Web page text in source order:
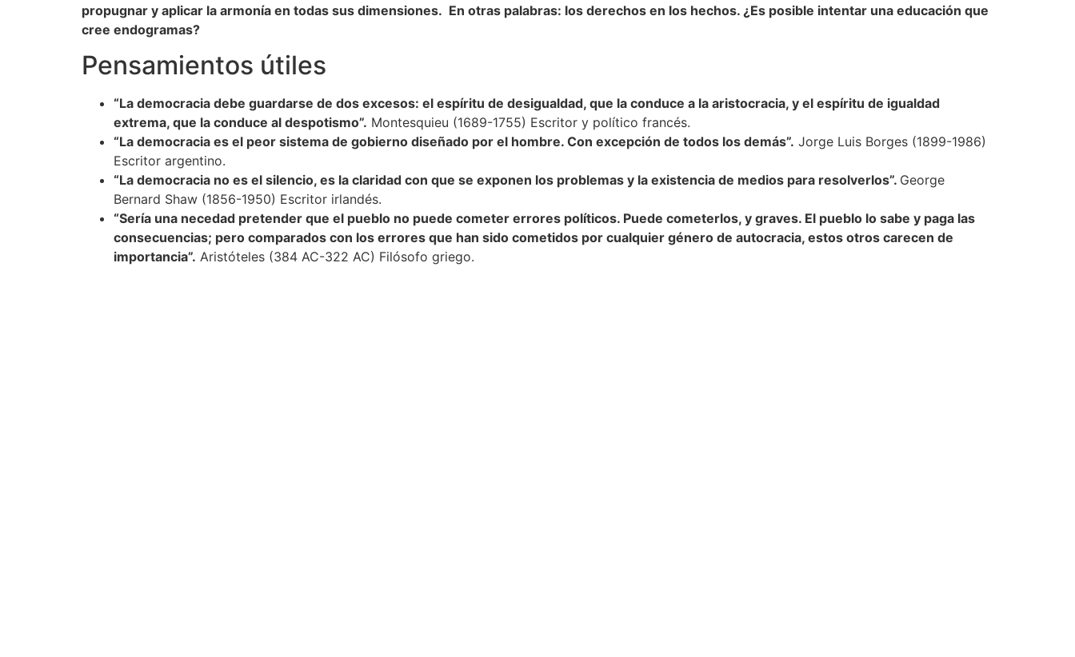
propugnar y aplicar la armonía en todas sus dimensiones. En otras palabras: los derechos en los hechos. ¿Es posible intentar una educación que
cree endogramas?
Pensamientos útiles
“La democracia debe guardarse de dos excesos: el espíritu de desigualdad, que la conduce a la aristocracia, y el espíritu de igualdad
extrema, que la conduce al despotismo”. Montesquieu (1689-1755) Escritor y político francés.
“La democracia es el peor sistema de gobierno diseñado por el hombre. Con excepción de todos los demás”. Jorge Luis Borges (1899-1986)
Escritor argentino.
“La democracia no es el silencio, es la claridad con que se exponen los problemas y la existencia de medios para resolverlos”. George
Bernard Shaw (1856-1950) Escritor irlandés.
“Sería una necedad pretender que el pueblo no puede cometer errores políticos. Puede cometerlos, y graves. El pueblo lo sabe y paga las
consecuencias; pero comparados con los errores que han sido cometidos por cualquier género de autocracia, estos otros carecen de
importancia”. Aristóteles (384 AC-322 AC) Filósofo griego.